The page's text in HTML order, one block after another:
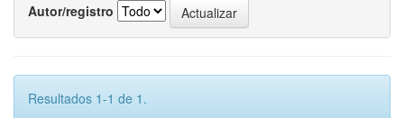
Autor/registro
Resultados 1-1 de 1.